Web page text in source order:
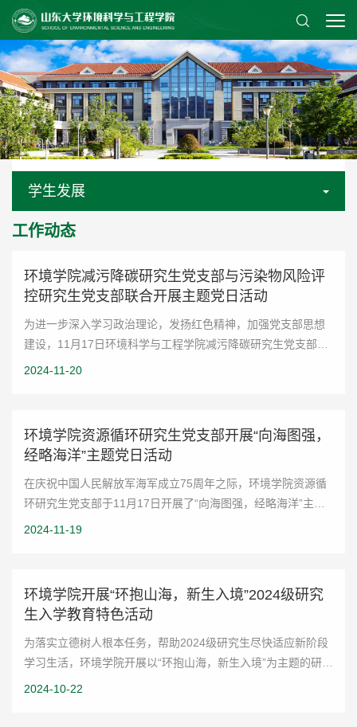
学生发展
工作动态
环境学院减污降碳研究生党支部与污染物风险评
控研究生党支部联合开展主题党日活动
为进一步深入学习政治理论，发扬红色精神，加强党支部思想
建设，11月17日环境科学与工程学院减污降碳研究生党支部与
污染物风险评控研究生党支部赴青岛一战遗址博物馆和德国监
2024-11-20
环境学院资源循环研究生党支部开展“向海图强，
经略海洋”主题党日活动
在庆祝中国人民解放军海军成立75周年之际，环境学院资源循
环研究生党支部于11月17日开展了“向海图强，经略海洋”主题
党日活动。本次活动通过实地参观学习，深化党员同志对海洋
2024-11-19
环境学院开展“环抱山海，新生入境”2024级研究
生入学教育特色活动
为落实立德树人根本任务，帮助2024级研究生尽快适应新阶段
学习生活，环境学院开展以“环抱山海，新生入境”为主题的研究
生入学教育系列活动。培植山大基因，增强爱校信念。学院举
2024-10-22